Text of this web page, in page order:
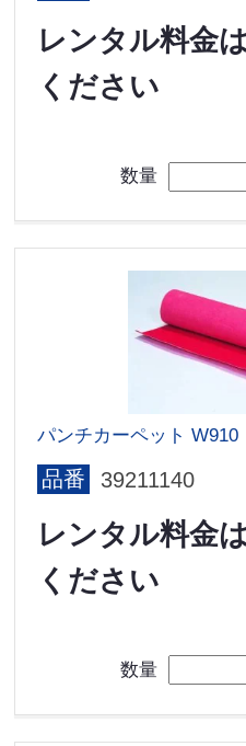
レンタル料金
ください
数量
パンチカーペット W910
品番 39211140
レンタル料金
ください
数量